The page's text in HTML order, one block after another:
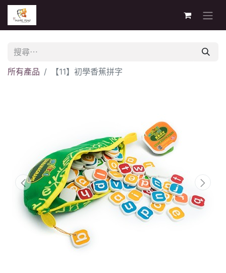
所有產品 【11】初學香蕉拼字